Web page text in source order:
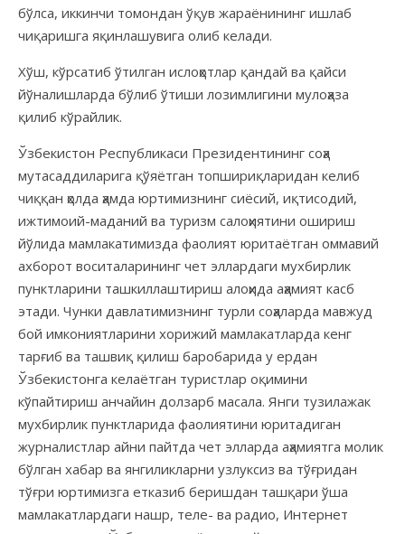
бўлса, иккинчи томондан ўқув жараёнининг ишлаб
чиқаришга яқинлашувига олиб келади.
Хўш, кўрсатиб ўтилган ислоҳотлар қандай ва қайси
йўналишларда бўлиб ўтиши лозимлигини мулоҳаза
қилиб кўрайлик.
Ўзбекистон Республикаси Президентининг соҳа
мутасаддиларига қўяётган топшириқларидан келиб
чиққан ҳолда ҳамда юртимизнинг сиёсий, иқтисодий,
ижтимоий-маданий ва туризм салоҳиятини ошириш
йўлида мамлакатимизда фаолият юритаётган оммавий
ахборот воситаларининг чет эллардаги мухбирлик
пунктларини ташкиллаштириш алоҳида аҳамият касб
этади. Чунки давлатимизнинг турли соҳаларда мавжуд
бой имкониятларини хорижий мамлакатларда кенг
тарғиб ва ташвиқ қилиш баробарида у ердан
Ўзбекистонга келаётган туристлар оқимини
кўпайтириш анчайин долзарб масала. Янги тузилажак
мухбирлик пунктларида фаолиятини юритадиган
журналистлар айни пайтда чет элларда аҳамиятга молик
бўлган хабар ва янгиликларни узлуксиз ва тўғридан
тўғри юртимизга етказиб беришдан ташқари ўша
мамлакатлардаги нашр, теле- ва радио, Интернет